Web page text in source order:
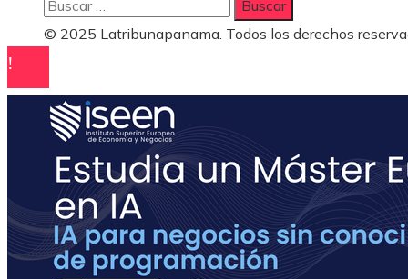
© 2025 Latribunapanama. Todos los derechos